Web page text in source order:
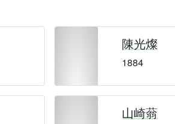
陳光燦
1884
山崎蓊